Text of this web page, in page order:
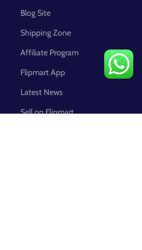
Blog Site
Shipping Zone
Affiliate Program
Flipmart App
Latest News
Sell on Flipmart